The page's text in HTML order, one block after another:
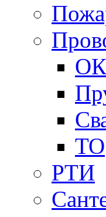
ОК
ТО
РТИ